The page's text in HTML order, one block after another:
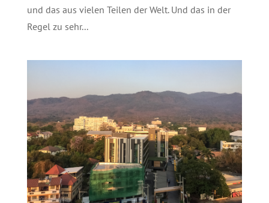
und das aus vielen Teilen der Welt. Und das in der
Regel zu sehr...